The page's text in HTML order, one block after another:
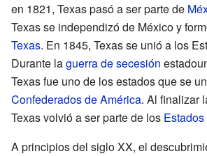
en 1821, Texas pasó a ser parte de
Texas se independizó de México y
Texas. En 1845, Texas se unió a los
Durante laguerra de secesión
Texas fue uno de los estados que se
Confederados de América. Al finalizar
Texas volvió a ser parte de los
A principios del siglo XX, el